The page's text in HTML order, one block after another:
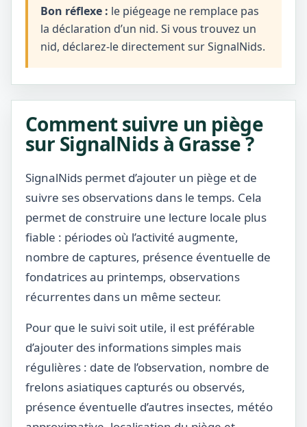
Bon réflexe : le piégeage ne remplace pas
la déclaration d’un nid. Si vous trouvez un
nid, déclarez-le directement sur SignalNids.
Comment suivre un piège
sur SignalNids à Grasse ?
SignalNids permet d’ajouter un piège et de
suivre ses observations dans le temps. Cela
permet de construire une lecture locale plus
fiable : périodes où l’activité augmente,
nombre de captures, présence éventuelle de
fondatrices au printemps, observations
récurrentes dans un même secteur.
Pour que le suivi soit utile, il est préférable
d’ajouter des informations simples mais
régulières : date de l’observation, nombre de
frelons asiatiques capturés ou observés,
présence éventuelle d’autres insectes, météo